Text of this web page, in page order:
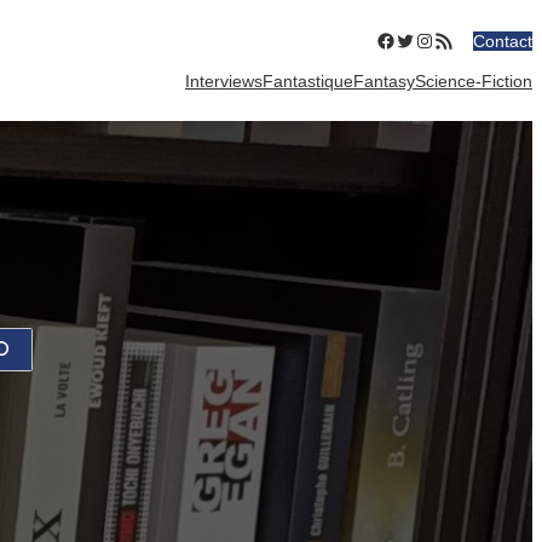
Facebook
Twitter
Instagram
Flux RSSContact
InterviewsFantastiqueFantasyScience-Fiction